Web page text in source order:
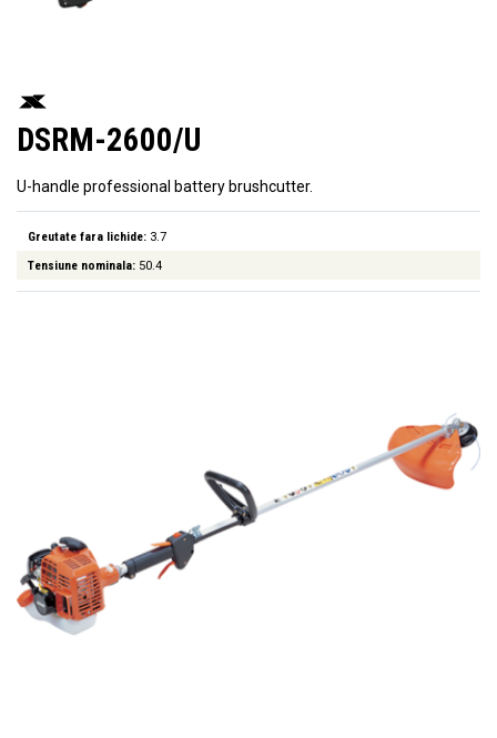
DSRM-2600/U
U-handle professional battery brushcutter.
Greutate fara lichide: 3.7
Tensiune nominala: 50.4